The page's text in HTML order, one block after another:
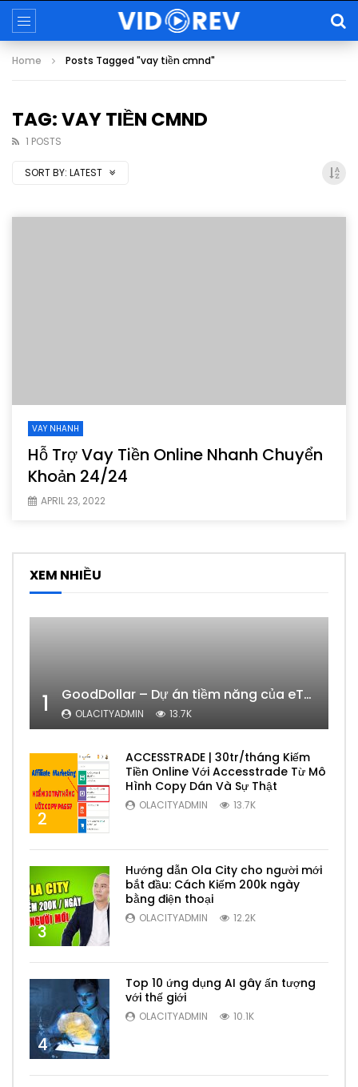
Home Posts Tagged "vay tiền cmnd"
TAG: VAY TIỀN CMND
1 POSTS
SORT BY: LATEST
VAY NHANH
Hỗ Trợ Vay Tiền Online Nhanh Chuyển
Khoản 24/24
APRIL 23, 2022
XEM NHIỀU
1 GoodDollar – Dự án tiềm năng của eToro có phải lừa đảo hay không?
OLACITYADMIN 13.7K
2
ACCESSTRADE | 30tr/tháng Kiếm
Tiền Online Với Accesstrade Từ Mô
Hình Copy Dán Và Sự Thật
OLACITYADMIN 13.7K
3
Hướng dẫn Ola City cho người mới
bắt đầu: Cách Kiếm 200k ngày
bằng điện thoại
OLACITYADMIN 12.2K
4
Top 10 ứng dụng AI gây ấn tượng
với thế giới
OLACITYADMIN 10.1K